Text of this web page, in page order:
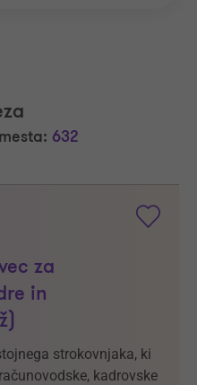
632
za
in
strokovnjaka, ki
kadrovske